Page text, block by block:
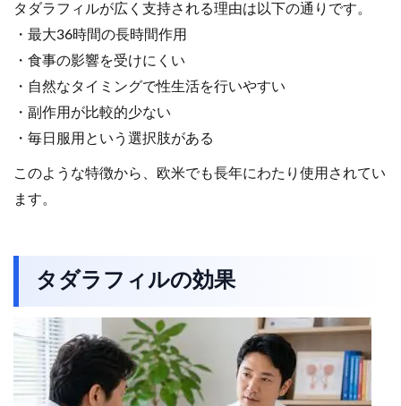
タダラフィルが広く支持される理由は以下の通りです。
・最大36時間の長時間作用
・食事の影響を受けにくい
・自然なタイミングで性生活を行いやすい
・副作用が比較的少ない
・毎日服用という選択肢がある
このような特徴から、欧米でも長年にわたり使用されてい
ます。
タダラフィルの効果